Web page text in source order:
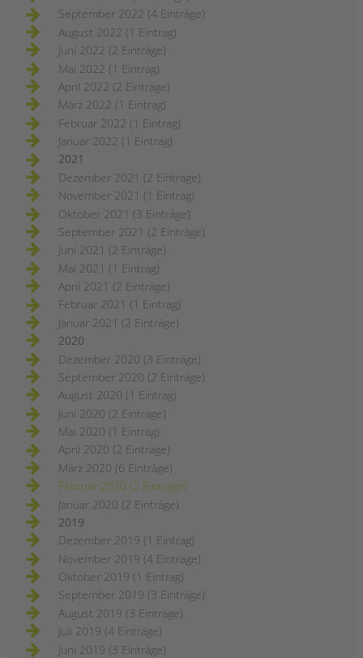
September 2022 (4 Einträge)
August 2022 (1 Eintrag)
Juni 2022 (2 Einträge)
Mai 2022 (1 Eintrag)
April 2022 (2 Einträge)
März 2022 (1 Eintrag)
Februar 2022 (1 Eintrag)
Januar 2022 (1 Eintrag)
2021
Dezember 2021 (2 Einträge)
November 2021 (1 Eintrag)
Oktober 2021 (3 Einträge)
September 2021 (2 Einträge)
Juni 2021 (2 Einträge)
Mai 2021 (1 Eintrag)
April 2021 (2 Einträge)
Februar 2021 (1 Eintrag)
Januar 2021 (2 Einträge)
2020
Dezember 2020 (3 Einträge)
September 2020 (2 Einträge)
August 2020 (1 Eintrag)
Juni 2020 (2 Einträge)
Mai 2020 (1 Eintrag)
April 2020 (2 Einträge)
März 2020 (6 Einträge)
Februar 2020 (2 Einträge)
Januar 2020 (2 Einträge)
2019
Dezember 2019 (1 Eintrag)
November 2019 (4 Einträge)
Oktober 2019 (1 Eintrag)
September 2019 (3 Einträge)
August 2019 (3 Einträge)
Juli 2019 (4 Einträge)
Juni 2019 (3 Einträge)